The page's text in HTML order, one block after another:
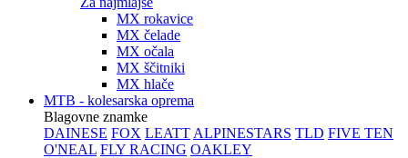
MX rokavice
MX čelade
MX očala
MX ščitniki
MX hlače
MTB - kolesarska oprema
Blagovne znamke
DAINESE FOX LEATT ALPINESTARS TLD FIVE TEN
O'NEAL FLY RACING OAKLEY